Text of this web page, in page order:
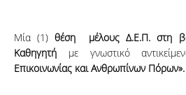
Μία (1)θέση μέλους Δ.Ε.Π. στη
Καθηγητή με γνωστικό
Επικοινωνίας και Ανθρωπίνων Πόρων».